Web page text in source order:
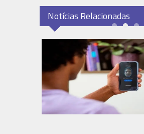
Notícias Relacionadas